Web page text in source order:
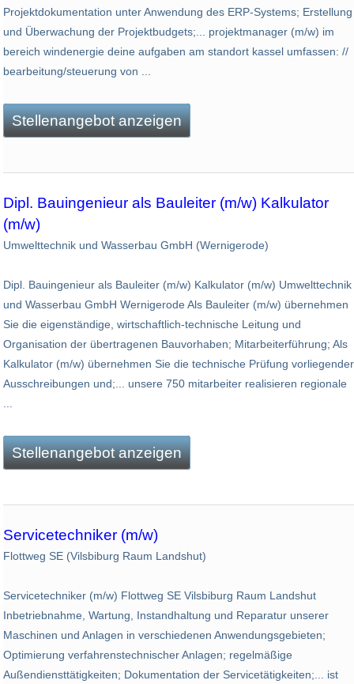
Projektdokumentation unter Anwendung des ERP-Systems; Erstellung
und Überwachung der Projektbudgets;... projektmanager (m/w) im
bereich windenergie deine aufgaben am standort kassel umfassen: //
bearbeitung/steuerung von ...
Stellenangebot anzeigen
Dipl. Bauingenieur als Bauleiter (m/w) Kalkulator
(m/w)
Umwelttechnik und Wasserbau GmbH (Wernigerode)
Dipl. Bauingenieur als Bauleiter (m/w) Kalkulator (m/w) Umwelttechnik
und Wasserbau GmbH Wernigerode Als Bauleiter (m/w) übernehmen
Sie die eigenständige, wirtschaftlich-technische Leitung und
Organisation der übertragenen Bauvorhaben; Mitarbeiterführung; Als
Kalkulator (m/w) übernehmen Sie die technische Prüfung vorliegender
Ausschreibungen und;... unsere 750 mitarbeiter realisieren regionale
Stellenangebot anzeigen
Servicetechniker (m/w)
Flottweg SE (Vilsbiburg Raum Landshut)
Servicetechniker (m/w) Flottweg SE Vilsbiburg Raum Landshut
Inbetriebnahme, Wartung, Instandhaltung und Reparatur unserer
Maschinen und Anlagen in verschiedenen Anwendungsgebieten;
Optimierung verfahrenstechnischer Anlagen; regelmäßige
Außendiensttätigkeiten; Dokumentation der Servicetätigkeiten;... ist